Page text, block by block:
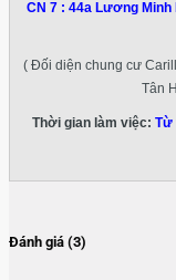
CN 7 : 44a Lương Minh
( Đối diện chung cư
Tân
Thời gian làm việc: Từ
Đánh giá (3)